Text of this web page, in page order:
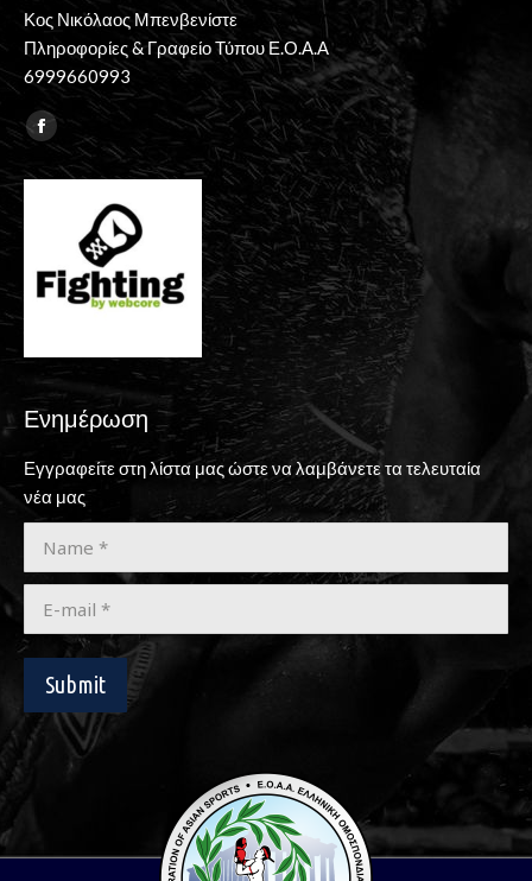
Κος Νικόλαος Μπενβενίστε
Πληροφορίες & Γραφείο Τύπου Ε.Ο.Α.Α
6999660993
Find us on:
Facebook
page
window
Ενημέρωση
Εγγραφείτε στη λίστα μας ώστε να λαμβάνετε τα τελευταία
νέα μας
Submit